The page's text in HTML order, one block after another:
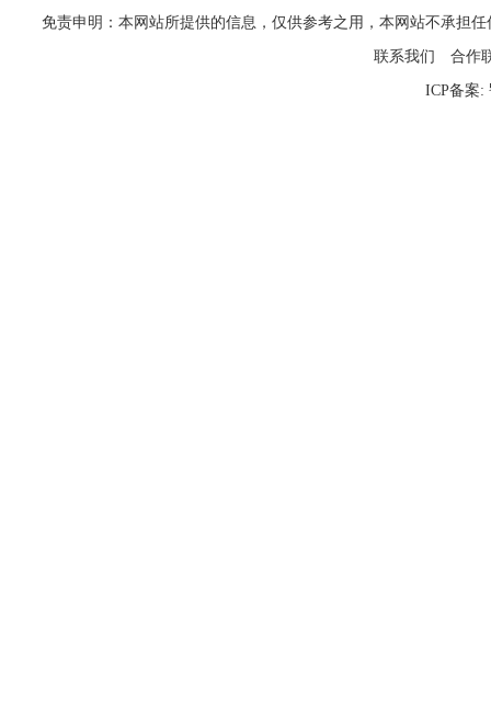
免责申明：本网站所提供的信息，仅供参考之用，本网站不承担
联系我们 合作
ICP备案: